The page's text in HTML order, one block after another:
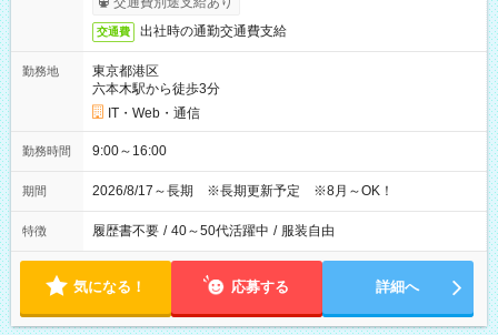
交通費 出社時の通勤交通費支給
勤務地
東京都港区
六本木駅から徒歩3分
IT・Web・通信
勤務時間 9:00～16:00
期間 2026/8/17～長期 ※長期更新予定 ※8月～OK！
特徴 履歴書不要 / 40～50代活躍中 / 服装自由
気になる！ 応募する 詳細へ